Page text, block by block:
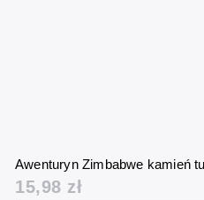
Awenturyn Zimbabwe kamień
15,98 zł